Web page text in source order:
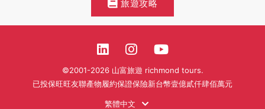
旅遊攻略
©2001-2026 山富旅遊 richmond tours.
已投保旺旺友聯產物履約保證保險新台幣壹億貳仟肆佰萬元
繁體中文